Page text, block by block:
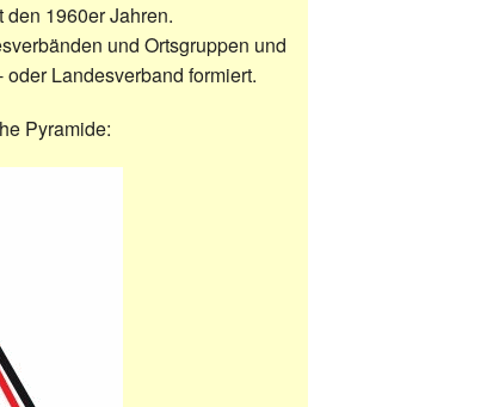
1960er Jahren.
und Ortsgruppen und
Landesverband formiert.
Pyramide: